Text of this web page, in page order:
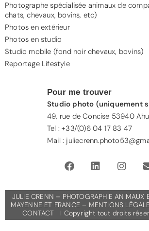
Photographe spécialisée animaux de
chats,chevaux, bovins, etc)
Photos en extérieur
Photos en studio
Studio mobile (fond noir chevaux, bovins)
Reportage Lifestyle
Pour me trouver
Studio photo (uniquement
49, rue de Concise 53940
Tel : +33/(0)6 04 17 83 47
Mail :
JULIE CRENN – PHOTOGRAPHIE ANIMAUX
MAYENNE ET FRANCE – MENTIONS
CONTACT I Copyright tout droits